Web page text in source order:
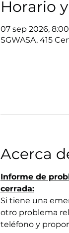
Horario
07 sep 2026,
SGWASA, 415
Acerca
Informe de
cerrada:
Si tiene una
otro problema
teléfono y